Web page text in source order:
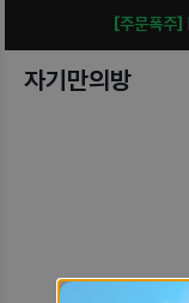
[주문폭주]
자기만의방